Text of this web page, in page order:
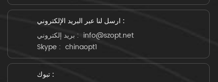
ارسل لنا عبر البريد الإلكتروني :
بريد إلكتروني : info@szopt.net
Skype : chinaopt1
تبوك :